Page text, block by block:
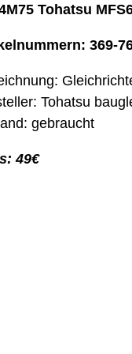
Tohatsu
369-
Tohatsu
gebraucht
49€